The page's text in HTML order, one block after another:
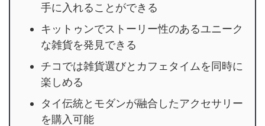
手に入れることができる
キットゥンでストーリー性のあるユニーク
な雑貨を発見できる
チコでは雑貨選びとカフェタイムを同時に
楽しめる
タイ伝統とモダンが融合したアクセサリー
を購入可能